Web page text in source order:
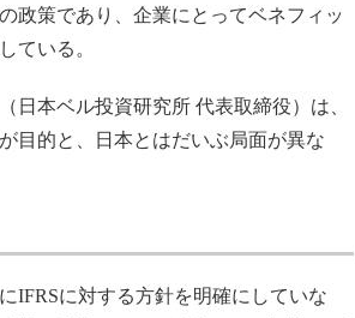
政策であり、企業にとってベネフィッ
ている。
本ベル投資研究所 代表取締役）は、
目的と、日本とはだいぶ局面が異な
IFRSに対する方針を明確にしていな